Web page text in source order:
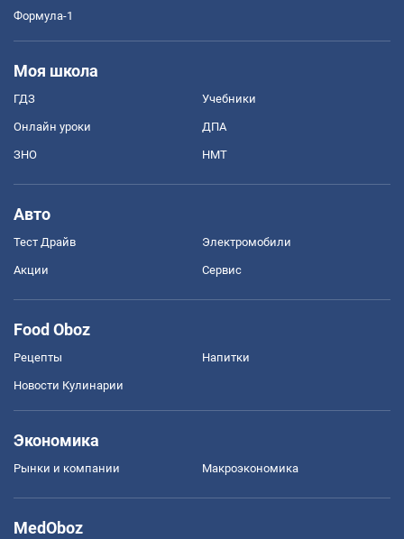
Формула-1
Моя школа
ГДЗ Учебники
Онлайн уроки ДПА
ЗНО НМТ
Авто
Тест Драйв Электромобили
Акции Сервис
Food Oboz
Рецепты Напитки
Новости Кулинарии
Экономика
Рынки и компании Mакроэкономика
MedOboz